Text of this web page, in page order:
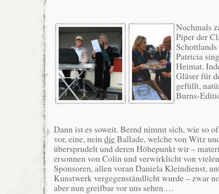
Nochmals
Piper der
Patricia
Heimat.
Gläser für
gefüllt,
Burns-
Dann ist es soweit. Bernd nimmt sich, wie so
vor, eine, neindieBallade, welche von Witz
übersprudelt und deren Höhepunkt wir –
ersonnen von Colin und verwirklicht von
Sponsoren, allen voran Daniela Kleindienst,
Kunstwerk vergegenständlicht wurde – zwar
aber nun greifbar vor uns sehen …